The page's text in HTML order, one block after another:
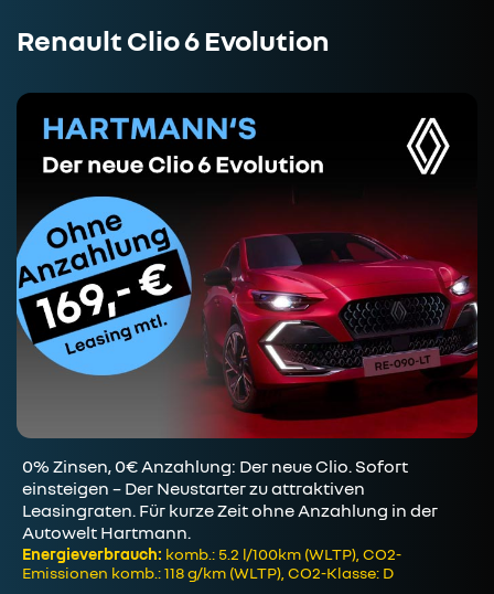
Renault Clio 6 Evolution
0% Zinsen, 0€ Anzahlung: Der neue Clio. Sofort
einsteigen – Der Neustarter zu attraktiven
Leasingraten. Für kurze Zeit ohne Anzahlung in der
Autowelt Hartmann.
Energieverbrauch: komb.: 5.2 l/100km (WLTP), CO2-
Emissionen komb.: 118 g/km (WLTP), CO2-Klasse: D